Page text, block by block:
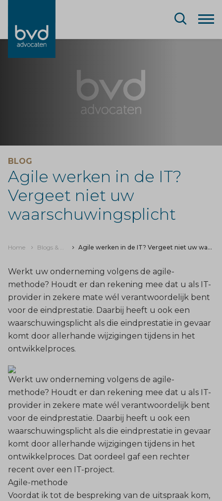
BLOG
Agile werken in de IT?
Vergeet niet uw
waarschuwingsplicht
Home Agile werken in de IT? Vergeet niet uw waarschuwingsplicht
Werkt uw onderneming volgens de agile-
methode? Houdt er dan rekening mee dat u als IT-
provider in zekere mate wél verantwoordelijk bent
voor de eindprestatie. Daarbij heeft u ook een
waarschuwingsplicht als die eindprestatie in gevaar
komt door allerhande wijzigingen tijdens in het
ontwikkelproces.
Werkt uw onderneming volgens de agile-
methode? Houdt er dan rekening mee dat u als IT-
provider in zekere mate wél verantwoordelijk bent
voor de eindprestatie. Daarbij heeft u ook een
waarschuwingsplicht als die eindprestatie in gevaar
komt door allerhande wijzigingen tijdens in het
ontwikkelproces. Dat oordeel gaf een rechter
recent over een IT-project.
Agile-methode
Voordat ik tot de bespreking van de uitspraak kom,